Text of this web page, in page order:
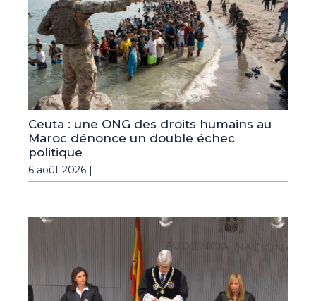
Ceuta : une ONG des droits humains au
Maroc dénonce un double échec
politique
6 août 2026 |